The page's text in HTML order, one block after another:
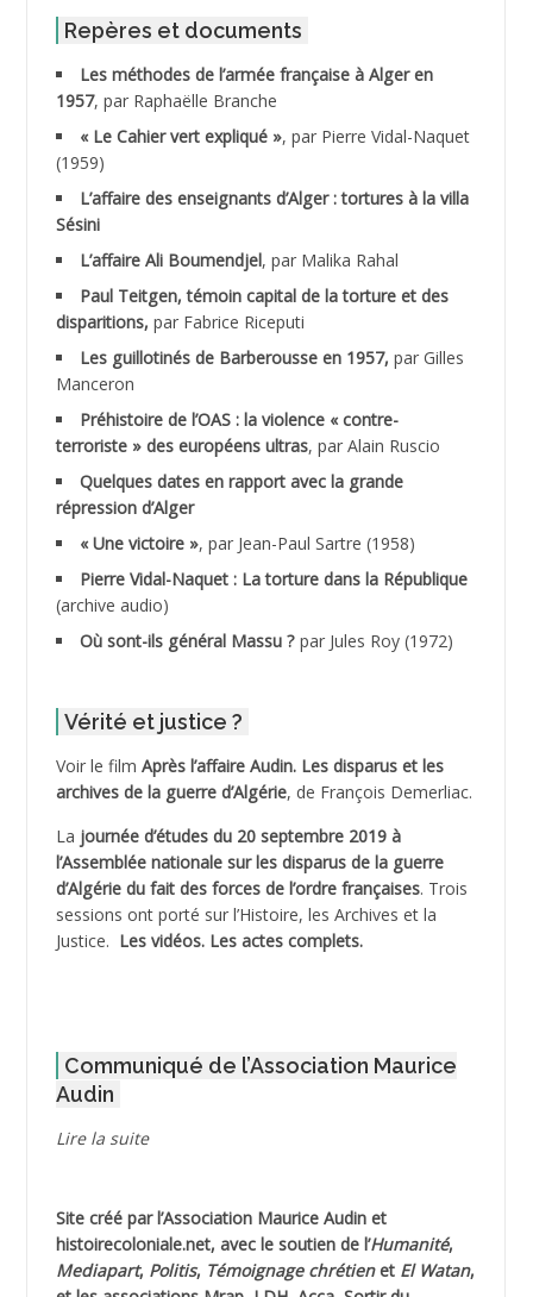
ABID Mohamed
ABNOUN Salah *
ACHACHE M.*
ACHLAF Ali
ADALMI
ADANE Ramdane *
ADDAD
ADDALA Boualem*
ADDANE
ADDECHE Rachid
ADELIOUAT Vve AIT SAADA
ADJANI Khaled
ADJAOUT
ADNI Mohamed Akli
ADOUL Arab *
AGOULMINE
AHLOUCHE Mabrouk *
AIBLIED Ahmed
Repères et documents
Les méthodes de l’armée française à Alger en
1957, par Raphaëlle Branche
« Le Cahier vert expliqué », par Pierre Vidal-Naquet
(1959)
L’affaire des enseignants d’Alger : tortures à la villa
Sésini
L’affaire Ali Boumendjel, par Malika Rahal
Paul Teitgen, témoin capital de la torture et des
disparitions, par Fabrice Riceputi
Les guillotinés de Barberousse en 1957, par Gilles
Manceron
Préhistoire de l’OAS : la violence « contre-
terroriste » des européens ultras, par Alain Ruscio
Quelques dates en rapport avec la grande
répression d’Alger
« Une victoire », par Jean-Paul Sartre (1958)
Pierre Vidal-Naquet : La torture dans la République
(archive audio)
Où sont-ils général Massu ? par Jules Roy (1972)
Vérité et justice ?
Voir le film Après l’affaire Audin. Les disparus et les
archives de la guerre d’Algérie, de François Demerliac.
La journée d’études du 20 septembre 2019 à
l’Assemblée nationale sur les disparus de la guerre
d’Algérie du fait des forces de l’ordre françaises. Trois
sessions ont porté sur l’Histoire, les Archives et la
Justice. Les vidéos. Les actes complets.
Communiqué de l’Association Maurice
Audin
Lire la suite
Site créé par l’Association Maurice Audinet
histoirecoloniale.net, avec le soutien de l’Humanité,
Mediapart, Politis, Témoignage chrétienet El Watan,